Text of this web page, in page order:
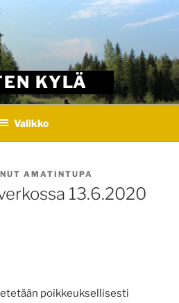
KYLÄ
Valikko
AMATINTUPA
13.6.2020
poikkeuksellisesti